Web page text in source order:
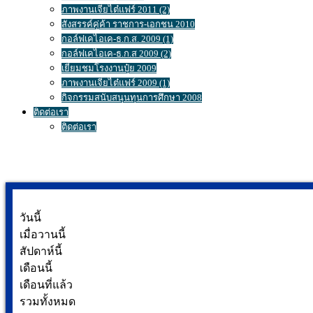
ภาพงานเจียไต๋แฟร์ 2011 (2)
สังสรรค์คู่ค้า ราชการ-เอกชน 2010
กอล์ฟเคไอเค-ธ.ก.ส. 2009 (1)
กอล์ฟเคไอเค-ธ.ก.ส 2009 (2)
เยี่ยมชมโรงงานปุ๋ย 2009
ภาพงานเจียไต๋แฟร์ 2009 (1)
กิจกรรมสนับสนุนทุนการศึกษา 2008
ติดต่อเรา
ติดต่อเรา
วันนี้
เมื่อวานนี้
สัปดาห์นี้
เดือนนี้
เดือนที่แล้ว
รวมทั้งหมด